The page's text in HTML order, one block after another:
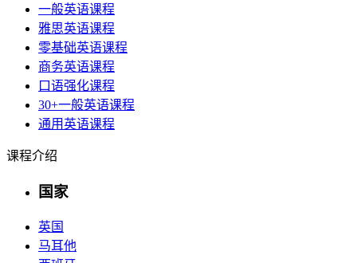
一般英语课程
雅思英语课程
零基础英语课程
商务英语课程
口语强化课程
30+一般英语课程
通用英语课程
课程介绍
国家
英国
马耳他